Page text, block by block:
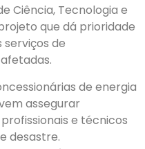
Ciência, Tecnologia e
que dá prioridade
de
de energia
assegurar
e técnicos
desastre.